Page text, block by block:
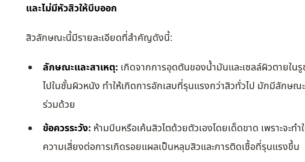
และไม่มีหัวสิวให้บีบออก
สิวลักษณะนี้มีรายละเอียดที่สำคัญดังนี้:
ลักษณะและสาเหตุ: เกิดจากการอุดตันของน้ำมันและเซลล์ผิวตายใ
ไปในชั้นผิวหนัง ทำให้เกิดการอักเสบที่รุนแรงกว่าสิวทั่วไป มักมีลักษ
ร่วมด้วย
ข้อควรระวัง: ห้ามบีบหรือเค้นสิวไตด้วยตัวเองโดยเด็ดขาด เพราะจะท
ความเสี่ยงต่อการเกิดรอยแผลเป็นหลุมสิวและการติดเชื้อที่รุนแรงขึ้น